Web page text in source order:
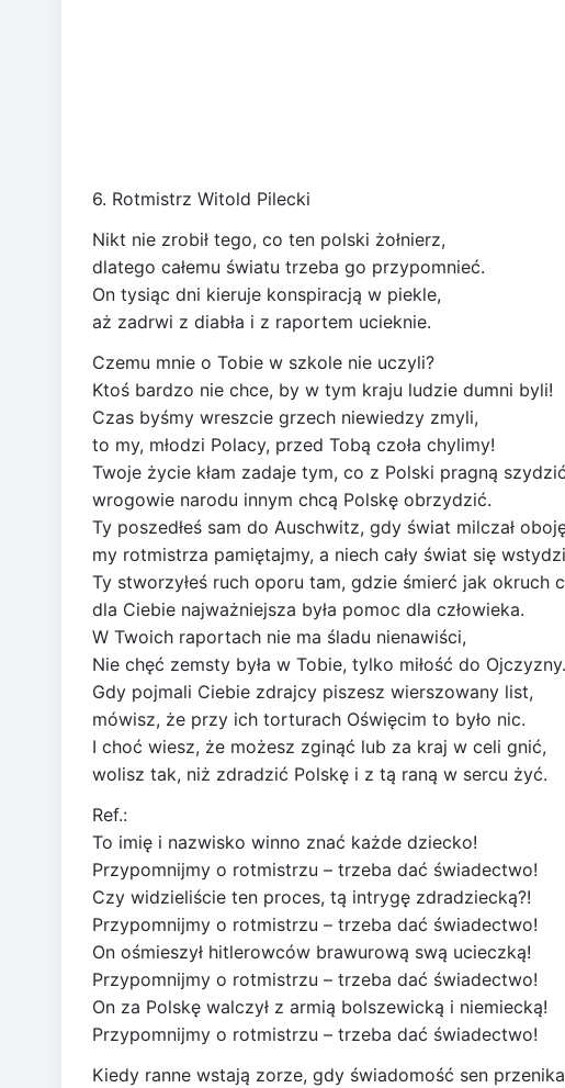
6. Rotmistrz Witold Pilecki
Nikt nie zrobił tego, co ten polski żołnierz,
dlatego całemu światu trzeba go przypomnieć.
On tysiąc dni kieruje konspiracją w piekle,
aż zadrwi z diabła i z raportem ucieknie.
Czemu mnie o Tobie w szkole nie uczyli?
Ktoś bardzo nie chce, by w tym kraju ludzie dumni byli!
Czas byśmy wreszcie grzech niewiedzy zmyli,
to my, młodzi Polacy, przed Tobą czoła chylimy!
Twoje życie kłam zadaje tym, co z Polski pragną
wrogowie narodu innym chcą Polskę obrzydzić.
Ty poszedłeś sam do Auschwitz, gdy świat milczał
my rotmistrza pamiętajmy, a niech cały świat się
Ty stworzyłeś ruch oporu tam, gdzie śmierć jak okruch
dla Ciebie najważniejsza była pomoc dla człowieka.
W Twoich raportach nie ma śladu nienawiści,
Nie chęć zemsty była w Tobie, tylko miłość do Ojczyzny.
Gdy pojmali Ciebie zdrajcy piszesz wierszowany list,
mówisz, że przy ich torturach Oświęcim to było nic.
I choć wiesz, że możesz zginąć lub za kraj w celi gnić,
wolisz tak, niż zdradzić Polskę i z tą raną w sercu żyć.
Ref.:
To imię i nazwisko winno znać każde dziecko!
Przypomnijmy o rotmistrzu – trzeba dać świadectwo!
Czy widzieliście ten proces, tą intrygę zdradziecką?!
Przypomnijmy o rotmistrzu – trzeba dać świadectwo!
On ośmieszył hitlerowców brawurową swą ucieczką!
Przypomnijmy o rotmistrzu – trzeba dać świadectwo!
On za Polskę walczył z armią bolszewicką i niemiecką!
Przypomnijmy o rotmistrzu – trzeba dać świadectwo!
Kiedy ranne wstają zorze, gdy świadomość sen